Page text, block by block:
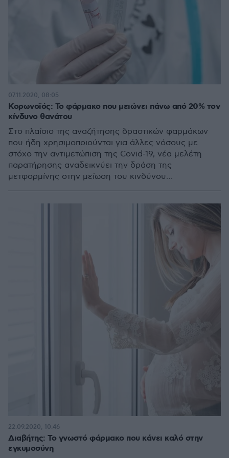
Κορωνοϊός: Το φάρμακο που μειώνει πάνω από 20% τον
κίνδυνο θανάτου
Στο πλαίσιο της αναζήτησης δραστικών φαρμάκων
που ήδη χρησιμοποιούνται για άλλες νόσους με
στόχο την αντιμετώπιση της Covid-19, νέα μελέτη
παρατήρησης αναδεικνύει την δράση της
μετφορμίνης στην μείωση του κινδύνου
07.11.2020, 08:05
Διαβήτης: Το γνωστό φάρμακο που κάνει καλό στην
εγκυμοσύνη
22.09.2020, 10:46